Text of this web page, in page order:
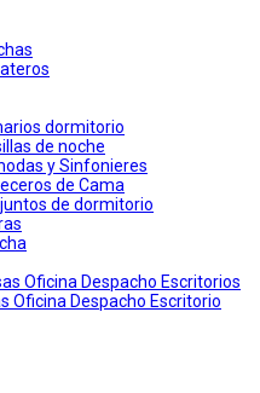
dormitorio
de noche
y Sinfonieres
de Cama
de dormitorio
Oficina Despacho Escritorios
Oficina Despacho Escritorio